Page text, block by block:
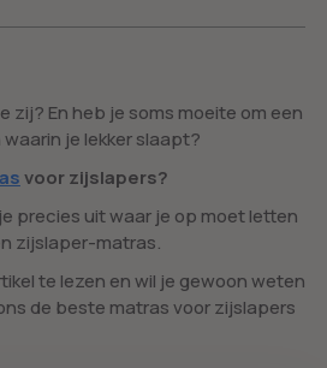
zij? En heb je soms moeite om een
je lekker slaapt?
voor zijslapers?
precies uit waar je op moet letten
zijslaper-matras.
te lezen en wil je gewoon weten
de beste matras voor zijslapers